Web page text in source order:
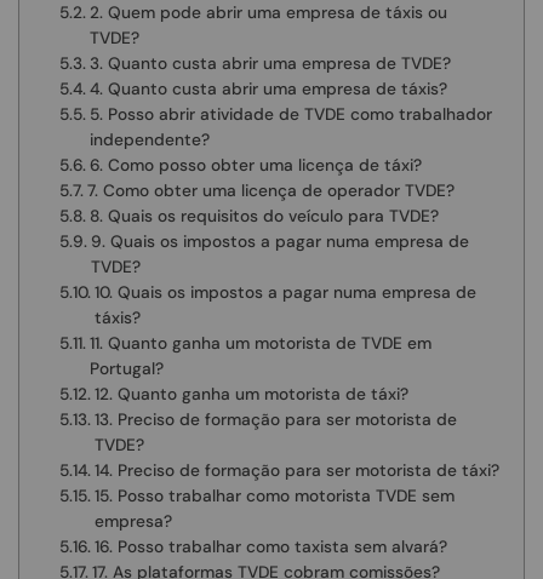
2. Quem pode abrir uma empresa de táxis ou
TVDE?
3. Quanto custa abrir uma empresa de TVDE?
4. Quanto custa abrir uma empresa de táxis?
5. Posso abrir atividade de TVDE como trabalhador
independente?
6. Como posso obter uma licença de táxi?
7. Como obter uma licença de operador TVDE?
8. Quais os requisitos do veículo para TVDE?
9. Quais os impostos a pagar numa empresa de
TVDE?
10. Quais os impostos a pagar numa empresa de
táxis?
11. Quanto ganha um motorista de TVDE em
Portugal?
12. Quanto ganha um motorista de táxi?
13. Preciso de formação para ser motorista de
TVDE?
14. Preciso de formação para ser motorista de táxi?
15. Posso trabalhar como motorista TVDE sem
empresa?
16. Posso trabalhar como taxista sem alvará?
17. As plataformas TVDE cobram comissões?